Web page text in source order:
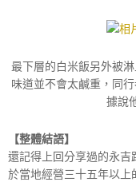
最下層的白米飯另外被
味道並不會太鹹重，同
據說
【整體結語】
還記得上回分享過的永吉
於當地經營三十五年以